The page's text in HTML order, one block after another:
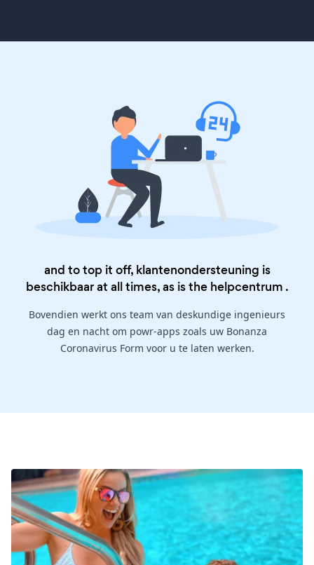
and to top it off, klantenondersteuning is
beschikbaar at all times, as is the helpcentrum .
Bovendien werkt ons team van deskundige ingenieurs
dag en nacht om powr-apps zoals uw Bonanza
Coronavirus Form voor u te laten werken.